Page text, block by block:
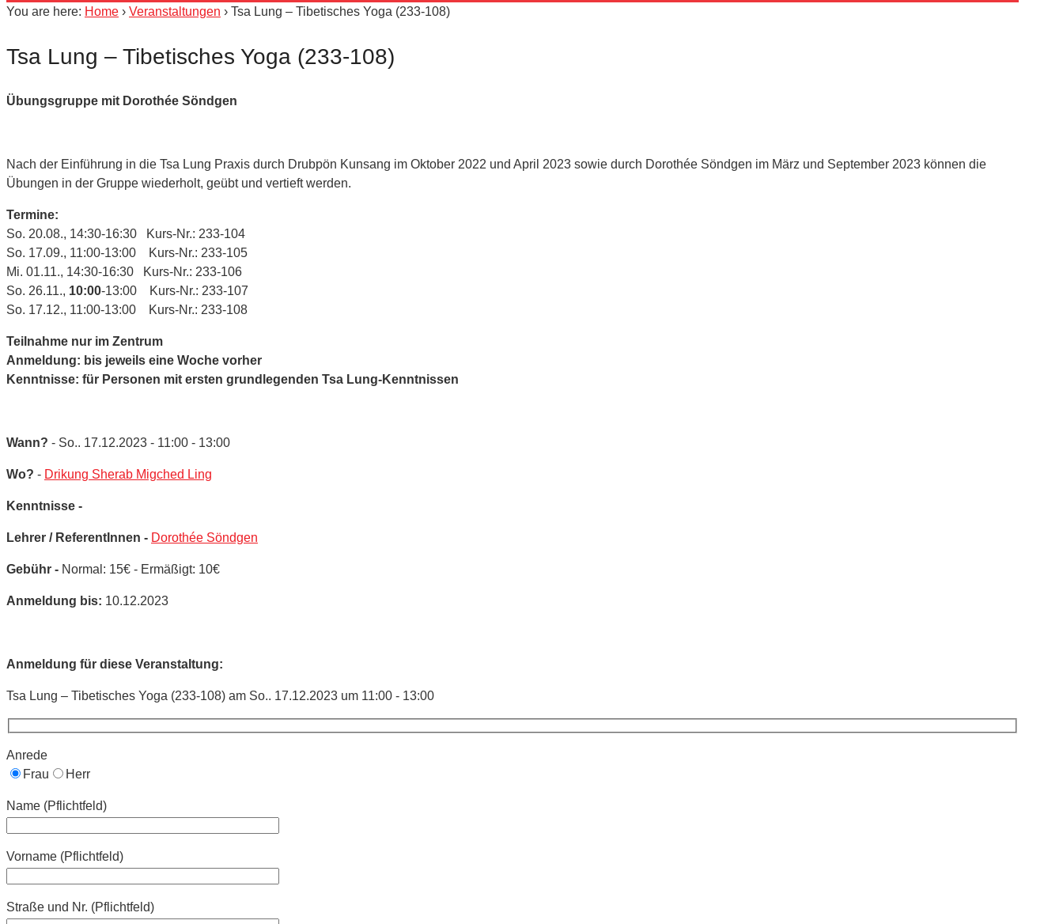
You are here: Home › Veranstaltungen › Tsa Lung – Tibetisches Yoga (233-108)
Tsa Lung – Tibetisches Yoga (233-108)
Übungsgruppe mit Dorothée Söndgen
Nach der Einführung in die Tsa Lung Praxis durch Drubpön Kunsang im Oktober 2022 und April 2023 sowie durch Dorothée Söndgen im März und September 2023 können die
Übungen in der Gruppe wiederholt, geübt und vertieft werden.
Termine:
So. 20.08., 14:30-16:30 Kurs-Nr.: 233-104
So. 17.09., 11:00-13:00 Kurs-Nr.: 233-105
Mi. 01.11., 14:30-16:30 Kurs-Nr.: 233-106
So. 26.11., 10:00-13:00 Kurs-Nr.: 233-107
So. 17.12., 11:00-13:00 Kurs-Nr.: 233-108
Teilnahme nur im Zentrum
Anmeldung: bis jeweils eine Woche vorher
Kenntnisse: für Personen mit ersten grundlegenden Tsa Lung-Kenntnissen
Wann? - So.. 17.12.2023 - 11:00 - 13:00
Wo? - Drikung Sherab Migched Ling
Kenntnisse -
Lehrer / ReferentInnen - Dorothée Söndgen
Gebühr - Normal: 15€ - Ermäßigt: 10€
Anmeldung bis: 10.12.2023
Anmeldung für diese Veranstaltung:
Tsa Lung – Tibetisches Yoga (233-108) am So.. 17.12.2023 um 11:00 - 13:00
Anrede
Frau
Herr
Name (Pflichtfeld)
Vorname (Pflichtfeld)
Straße und Nr. (Pflichtfeld)